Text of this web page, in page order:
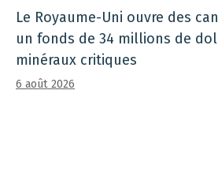
Le Royaume-Uni ouvre des
un fonds de 34 millions de
minéraux critiques
6 août 2026